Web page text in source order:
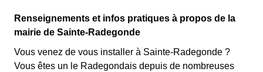
Renseignements et infos pratiques à propos de la
mairie de Sainte-Radegonde
Vous venez de vous installer à Sainte-Radegonde ?
Vous êtes un le Radegondais depuis de nombreuses